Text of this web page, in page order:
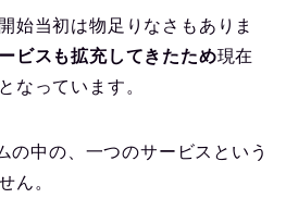
始当初は物足りなさもありま
ビスも拡充してきたため現在
なっています。
の中の、一つのサービスという
ん。